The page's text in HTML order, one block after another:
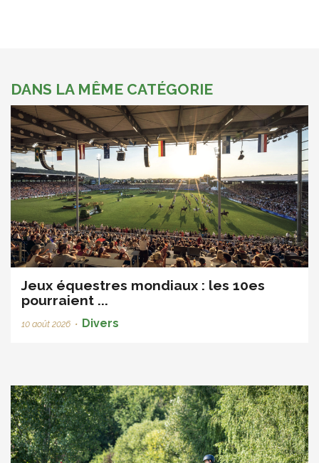
DANS LA MÊME CATÉGORIE
Jeux équestres mondiaux : les 10es
pourraient ...
10 août 2026 • Divers